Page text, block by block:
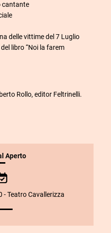
cantante
delle vittime del 7 Luglio
libro “Noi la farem
Rollo, editor Feltrinelli.
Aperto
- Teatro Cavallerizza